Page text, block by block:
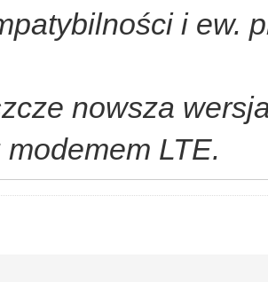
i ew.
nowsza
LTE.